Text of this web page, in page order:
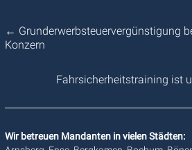
← Grunderwerbsteuervergünstigung
Konzern
Fahrsicherheitstraining ist
Wir betreuen Mandanten in vielen Städten: